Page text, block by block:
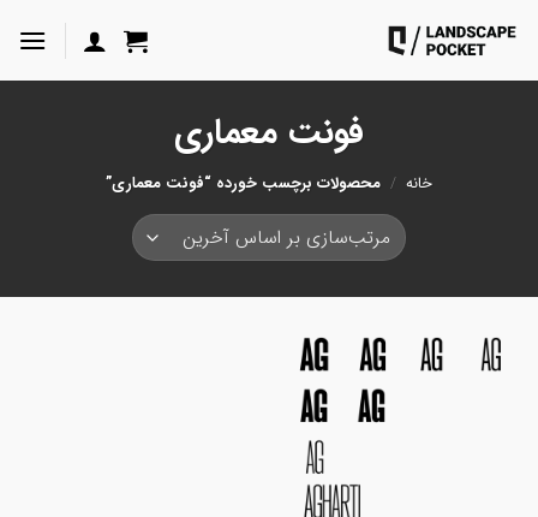
محتوا
بروید
فونت معماری
خانه / محصولات برچسب خورده “فونت معماری”